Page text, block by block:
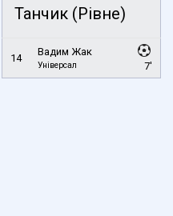
Танчик (Рівне)
14
Вадим Жак
Універсал 7'